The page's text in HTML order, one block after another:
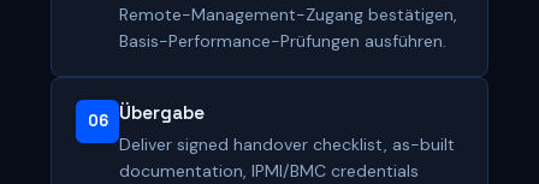
Remote-Management-Zugang bestätigen,
Basis-Performance-Prüfungen ausführen.
06 Übergabe
Deliver signed handover checklist, as-built
documentation, IPMI/BMC credentials